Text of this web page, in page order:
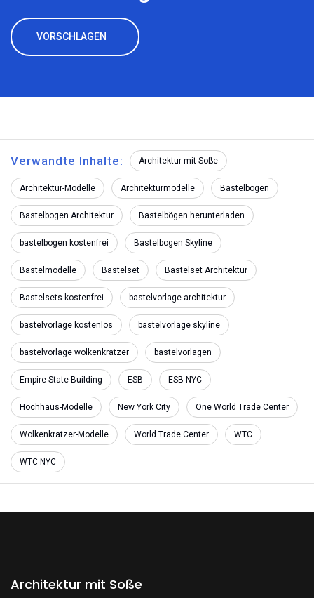
VORSCHLAGEN
Verwandte Inhalte: Architektur mit Soße
Architektur-Modelle Architekturmodelle Bastelbogen
Bastelbogen Architektur Bastelbögen herunterladen
bastelbogen kostenfrei Bastelbogen Skyline
Bastelmodelle Bastelset Bastelset Architektur
Bastelsets kostenfrei bastelvorlage architektur
bastelvorlage kostenlos bastelvorlage skyline
bastelvorlage wolkenkratzer bastelvorlagen
Empire State Building ESB ESB NYC
Hochhaus-Modelle New York City One World Trade Center
Wolkenkratzer-Modelle World Trade Center WTC
WTC NYC
Architektur mit Soße